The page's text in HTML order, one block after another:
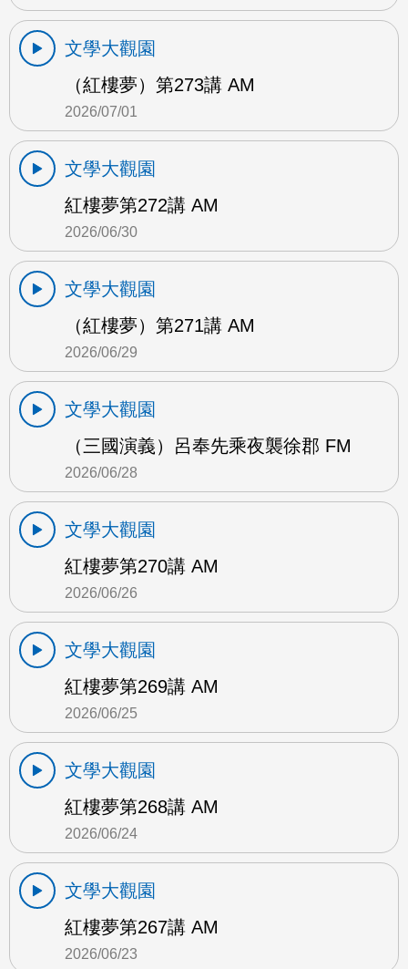
文學大觀園
（紅樓夢）第273講 AM
2026/07/01
文學大觀園
紅樓夢第272講 AM
2026/06/30
文學大觀園
（紅樓夢）第271講 AM
2026/06/29
文學大觀園
（三國演義）呂奉先乘夜襲徐郡 FM
2026/06/28
文學大觀園
紅樓夢第270講 AM
2026/06/26
文學大觀園
紅樓夢第269講 AM
2026/06/25
文學大觀園
紅樓夢第268講 AM
2026/06/24
文學大觀園
紅樓夢第267講 AM
2026/06/23